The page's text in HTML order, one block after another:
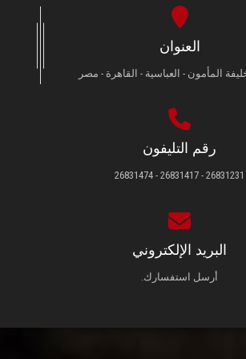
العنوان
المأمون - العباسية - القاهرة - مصر
رقم التليفون
26831231 - 26831417 - 26831474
البريد الإلكتروني
أرسل استفسارك.